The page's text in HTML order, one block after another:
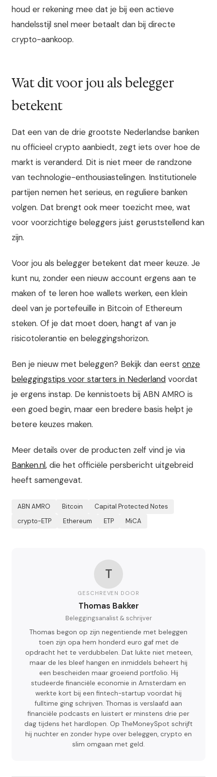
houd er rekening mee dat je bij een actieve
handelsstijl snel meer betaalt dan bij directe
crypto-aankoop.
Wat dit voor jou als belegger
betekent
Dat een van de drie grootste Nederlandse banken
nu officieel crypto aanbiedt, zegt iets over hoe de
markt is veranderd. Dit is niet meer de randzone
van technologie-enthousiastelingen. Institutionele
partijen nemen het serieus, en reguliere banken
volgen. Dat brengt ook meer toezicht mee, wat
voor voorzichtige beleggers juist geruststellend kan
zijn.
Voor jou als belegger betekent dat meer keuze. Je
kunt nu, zonder een nieuw account ergens aan te
maken of te leren hoe wallets werken, een klein
deel van je portefeuille in Bitcoin of Ethereum
steken. Of je dat moet doen, hangt af van je
risicotolerantie en beleggingshorizon.
Ben je nieuw met beleggen? Bekijk dan eerst onze
beleggingstips voor starters in Nederland voordat
je ergens instap. De kennistoets bij ABN AMRO is
een goed begin, maar een bredere basis helpt je
betere keuzes maken.
Meer details over de producten zelf vind je via
Banken.nl, die het officiële persbericht uitgebreid
heeft samengevat.
ABN AMRO Bitcoin
Capital Protected Notes
crypto-ETP
Ethereum ETP MiCA
T
GESCHREVEN DOOR
Thomas Bakker
Beleggingsanalist & schrijver
Thomas begon op zijn negentiende met beleggen
toen zijn opa hem honderd euro gaf met de
opdracht het te verdubbelen. Dat lukte niet meteen,
maar de les bleef hangen en inmiddels beheert hij
een bescheiden maar groeiend portfolio. Hij
studeerde financiële economie in Amsterdam en
werkte kort bij een fintech-startup voordat hij
fulltime ging schrijven. Thomas is verslaafd aan
financiële podcasts en luistert er minstens drie per
dag tijdens het hardlopen. Op TheMoneySpot schrijft
hij nuchter en zonder hype over beleggen, crypto en
slim omgaan met geld.